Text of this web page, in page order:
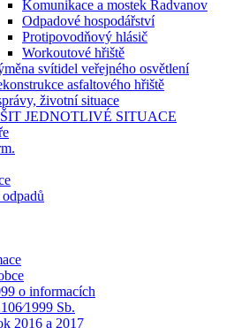
Komunikace a mostek Radvanov
Odpadové hospodářství
Protipovodňový hlásič
Workoutové hřiště
svítidel veřejného osvětlení
asfaltového hřiště
životní situace
JEDNOTLIVÉ SITUACE
o informacích
Sb.
2016 a 2017